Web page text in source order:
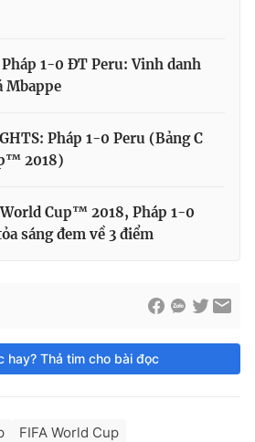
1-0 ĐT Peru: Vinh danh
Mbappe
Pháp 1-0 Peru (Bảng C
2018)
World Cup™ 2018, Pháp 1-0
sáng đem về 3 điểm
hay? Thả tim cho bài đọc
FIFA World Cup